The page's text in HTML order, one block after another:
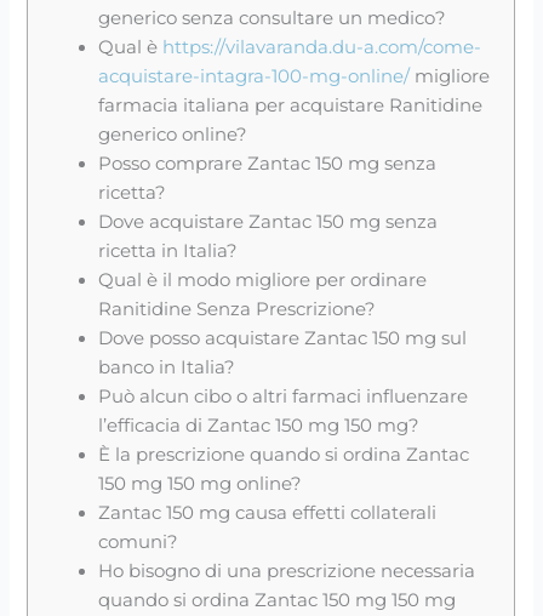
generico senza consultare un medico?
Qual è https://vilavaranda.du-a.com/come-
acquistare-intagra-100-mg-online/ migliore
farmacia italiana per acquistare Ranitidine
generico online?
Posso comprare Zantac 150 mg senza
ricetta?
Dove acquistare Zantac 150 mg senza
ricetta in Italia?
Qual è il modo migliore per ordinare
Ranitidine Senza Prescrizione?
Dove posso acquistare Zantac 150 mg sul
banco in Italia?
Può alcun cibo o altri farmaci influenzare
l’efficacia di Zantac 150 mg 150 mg?
È la prescrizione quando si ordina Zantac
150 mg 150 mg online?
Zantac 150 mg causa effetti collaterali
comuni?
Ho bisogno di una prescrizione necessaria
quando si ordina Zantac 150 mg 150 mg